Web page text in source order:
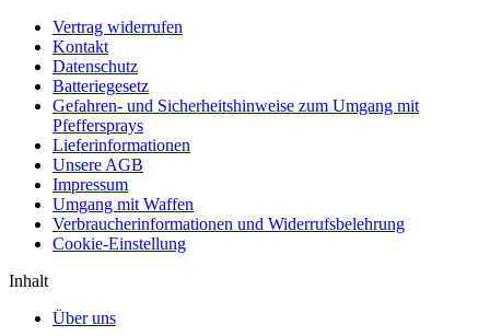
Vertrag widerrufen
Kontakt
Datenschutz
Batteriegesetz
Gefahren- und Sicherheitshinweise zum Umgang mit
Pfeffersprays
Lieferinformationen
Unsere AGB
Impressum
Umgang mit Waffen
Verbraucherinformationen und Widerrufsbelehrung
Cookie-Einstellung
Inhalt
Über uns